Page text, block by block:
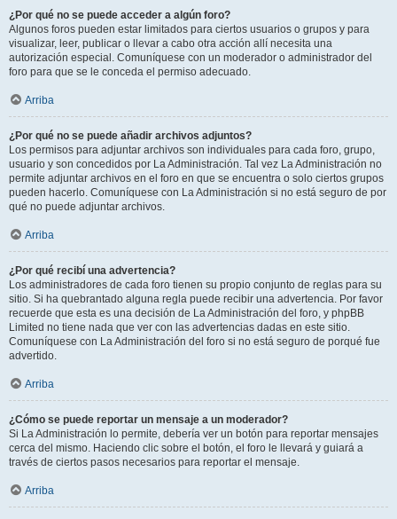
¿Por qué no se puede acceder a algún foro?
Algunos foros pueden estar limitados para ciertos usuarios o grupos y para
visualizar, leer, publicar o llevar a cabo otra acción allí necesita una
autorización especial. Comuníquese con un moderador o administrador del
foro para que se le conceda el permiso adecuado.
Arriba
¿Por qué no se puede añadir archivos adjuntos?
Los permisos para adjuntar archivos son individuales para cada foro, grupo,
usuario y son concedidos por La Administración. Tal vez La Administración no
permite adjuntar archivos en el foro en que se encuentra o solo ciertos grupos
pueden hacerlo. Comuníquese con La Administración si no está seguro de por
qué no puede adjuntar archivos.
Arriba
¿Por qué recibí una advertencia?
Los administradores de cada foro tienen su propio conjunto de reglas para su
sitio. Si ha quebrantado alguna regla puede recibir una advertencia. Por favor
recuerde que esta es una decisión de La Administración del foro, y phpBB
Limited no tiene nada que ver con las advertencias dadas en este sitio.
Comuníquese con La Administración del foro si no está seguro de porqué fue
advertido.
Arriba
¿Cómo se puede reportar un mensaje a un moderador?
Si La Administración lo permite, debería ver un botón para reportar mensajes
cerca del mismo. Haciendo clic sobre el botón, el foro le llevará y guiará a
través de ciertos pasos necesarios para reportar el mensaje.
Arriba